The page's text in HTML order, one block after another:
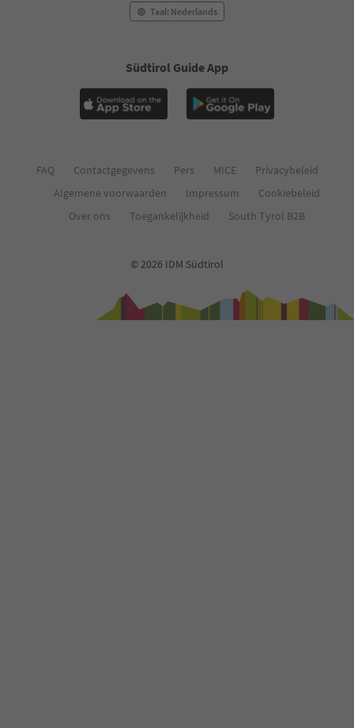
Taal: Nederlands
Südtirol Guide App
FAQ Contactgegevens Pers MICE
Privacybeleid
Algemene voorwaarden
Impressum
Cookiebeleid
Over ons
Toegankelijkheid South Tyrol B2B
© 2026 IDM Südtirol